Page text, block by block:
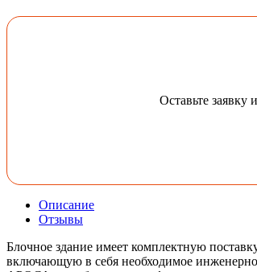
Оставьте
Описание
Отзывы
Блочное здание имеет комплектную
включающую в себя необходимое